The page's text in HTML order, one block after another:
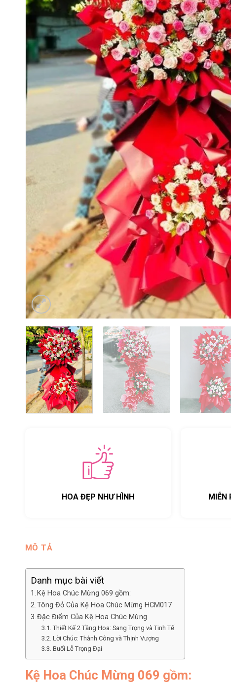
HOA ĐẸP NHƯ HÌNH MIỄN
MÔ TẢ
Danh mục bài viết
Kệ Hoa Chúc Mừng 069 gồm:
Tông Đỏ Của Kệ Hoa Chúc Mừng HCM017
Đặc Điểm Của Kệ Hoa Chúc Mừng
Thiết Kế 2 Tầng Hoa: Sang Trọng và Tinh Tế
Lời Chúc: Thành Công và Thịnh Vượng
Buổi Lễ Trọng Đại
Kệ Hoa Chúc Mừng 069 gồm: